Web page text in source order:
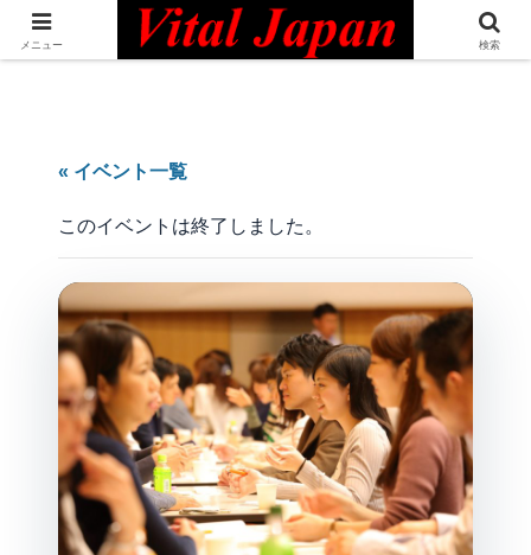
日本最大級の英語コミュニティ・Bilingual Professionals Network
« イベント一覧
このイベントは終了しました。
メニュー 検索